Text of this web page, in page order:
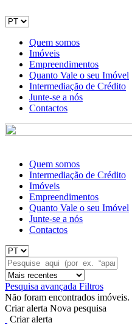
Quem somos
Imóveis
Empreendimentos
Quanto Vale o seu Imóvel
Intermediação de Crédito
Junte-se a nós
Contactos
Quem somos
Intermediação de Crédito
Imóveis
Empreendimentos
Quanto Vale o seu Imóvel
Junte-se a nós
Contactos
Pesquisa avançada Filtros
Não foram encontrados imóveis.
Criar alerta Nova pesquisa
Criar alerta